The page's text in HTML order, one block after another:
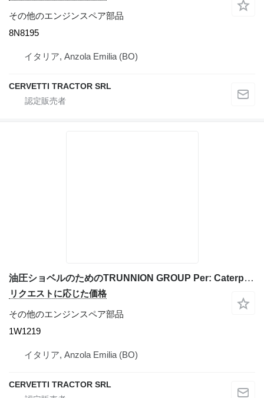
その他のエンジンスペア部品
8N8195
イタリア, Anzola Emilia (BO)
CERVETTI TRACTOR SRL
油圧ショベルのためのTRUNNION GROUP Per: Caterpillar 3306 Miscellanea C 1W1219
リクエストに応じた価格
その他のエンジンスペア部品
1W1219
イタリア, Anzola Emilia (BO)
CERVETTI TRACTOR SRL